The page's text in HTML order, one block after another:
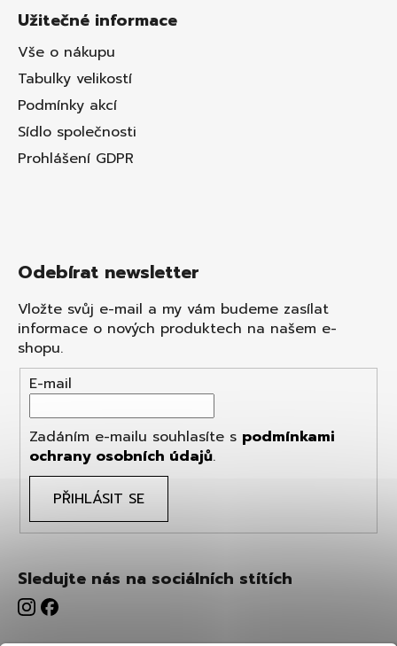
Užitečné informace
Vše o nákupu
Tabulky velikostí
Podmínky akcí
Sídlo společnosti
Prohlášení GDPR
Odebírat newsletter
Vložte svůj e-mail a my vám budeme zasílat
informace o nových produktech na našem e-
shopu.
E-mail
Zadáním e-mailu souhlasíte s podmínkami
ochrany osobních údajů.
PŘIHLÁSIT SE
Sledujte nás na sociálních stítích